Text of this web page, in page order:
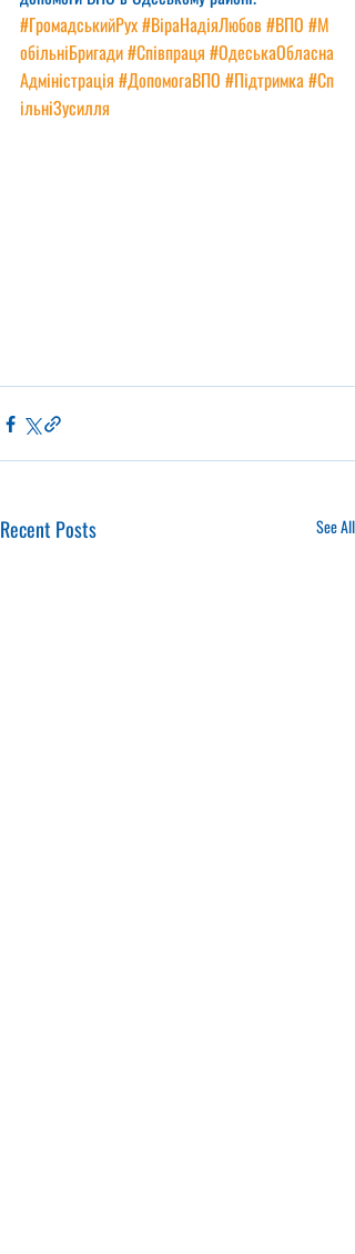
#ГромадськийРух#ВіраНадіяЛюбов#ВПО #М
обільніБригади#Співпраця #ОдеськаОбласна
Адміністрація #ДопомогаВПО #Підтримка#Сп
ільніЗусилля
Recent Posts See All